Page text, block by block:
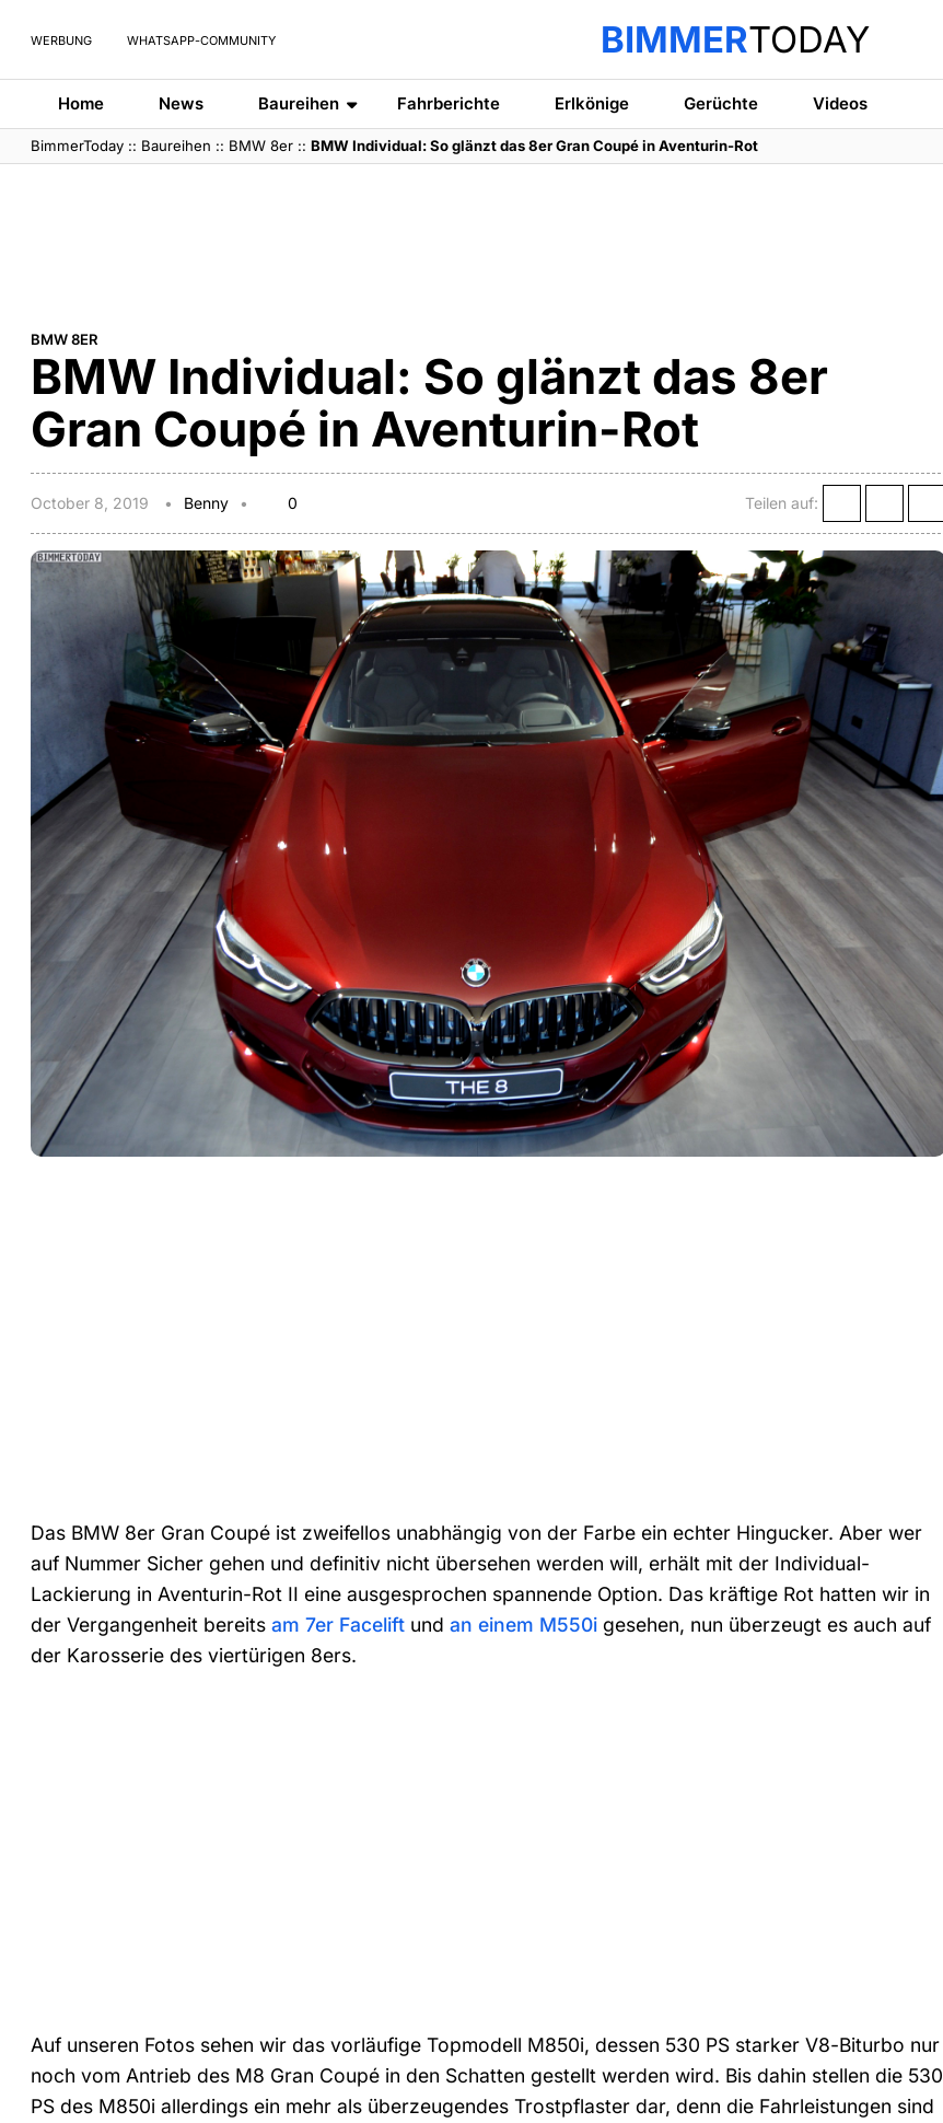
WERBUNG WHATSAPP-COMMUNITY BIMMERTODAY
Home News Baureihen Fahrberichte Erlkönige Gerüchte Videos
BimmerToday :: Baureihen :: BMW 8er ::BMW Individual: So glänzt das 8er Gran Coupé in Aventurin-Rot
BMW 8ER
BMW Individual: So glänzt das 8er
Gran Coupé in Aventurin-Rot
October 8, 2019 Benny 0 Teilen auf:
Das BMW 8er Gran Coupé ist zweifellos unabhängig von der Farbe ein echter Hingucker. Aber wer
auf Nummer Sicher gehen und definitiv nicht übersehen werden will, erhält mit der Individual-
Lackierung in Aventurin-Rot II eine ausgesprochen spannende Option. Das kräftige Rot hatten wir in
der Vergangenheit bereitsam 7er Facelift undan einem M550i gesehen, nun überzeugt es auch auf
der Karosserie des viertürigen 8ers.
Auf unseren Fotos sehen wir das vorläufige Topmodell M850i, dessen 530 PS starker V8-Biturbo nur
noch vom Antrieb des M8 Gran Coupé in den Schatten gestellt werden wird. Bis dahin stellen die 530
PS des M850i allerdings ein mehr als überzeugendes Trostpflaster dar, denn die Fahrleistungen sind